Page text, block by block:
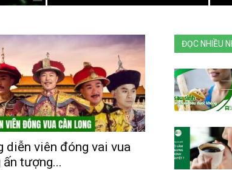
diễn viên đóng vai vua
ấn tượng...
ĐỌC NHIỀU